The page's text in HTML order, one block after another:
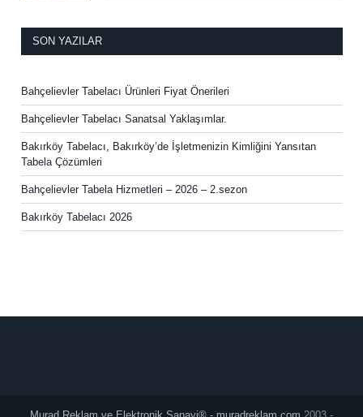
SON YAZILAR
Bahçelievler Tabelacı Ürünleri Fiyat Önerileri
Bahçelievler Tabelacı Sanatsal Yaklaşımlar.
Bakırköy Tabelacı, Bakırköy’de İşletmenizin Kimliğini Yansıtan
Tabela Çözümleri
Bahçelievler Tabela Hizmetleri – 2026 – 2.sezon
Bakırköy Tabelacı 2026